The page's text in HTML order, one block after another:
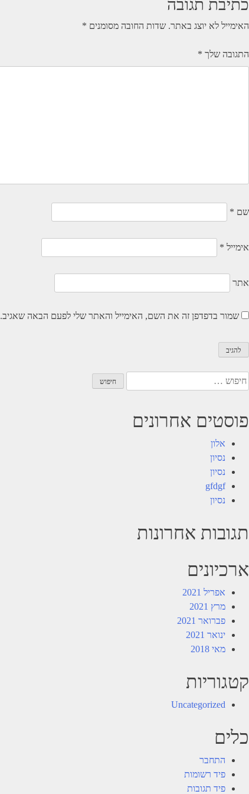
כתיבת תגובה
האימייל לא יוצג באתר. שדות החובה מסומנים *
התגובה שלך *
שם *
אימייל *
אתר
שמור בדפדפן זה את השם, האימייל והאתר שלי לפעם הבאה שאגיב.
חיפוש:
פוסטים אחרונים
אלון
נסיון
נסיון
gfdgf
נסיון
תגובות אחרונות
ארכיונים
אפריל 2021
מרץ 2021
פברואר 2021
ינואר 2021
מאי 2018
קטגוריות
Uncategorized
כלים
התחבר
פיד רשומות
פיד תגובות